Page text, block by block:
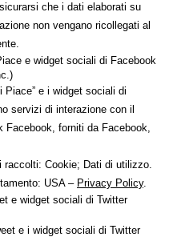
che i dati elaborati su
non vengano ricollegati al
e widget sociali di Facebook
Piace” e i widget sociali di
servizi di interazione con il
Facebook, forniti da Facebook,
raccolti: Cookie; Dati di utilizzo.
USA – Privacy Policy.
e widget sociali di Twitter
e i widget sociali di Twitter